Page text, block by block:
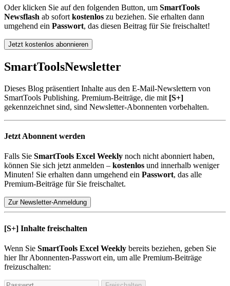
Oder klicken Sie auf den folgenden Button, um SmartTools
Newsflash ab sofort kostenlos zu beziehen. Sie erhalten dann
umgehend ein Passwort, das diesen Beitrag für Sie freischaltet!
Jetzt kostenlos abonnieren
SmartToolsNewsletter
Dieses Blog präsentiert Inhalte aus den E-Mail-Newslettern von
SmartTools Publishing. Premium-Beiträge, die mit [S+]
gekennzeichnet sind, sind Newsletter-Abonnenten vorbehalten.
Jetzt Abonnent werden
Falls Sie SmartTools Excel Weekly noch nicht abonniert haben,
können Sie sich jetzt anmelden – kostenlos und innerhalb weniger
Minuten! Sie erhalten dann umgehend ein Passwort, das alle
Premium-Beiträge für Sie freischaltet.
Zur Newsletter-Anmeldung
[S+] Inhalte freischalten
Wenn Sie SmartTools Excel Weekly bereits beziehen, geben Sie
hier Ihr Abonnenten-Passwort ein, um alle Premium-Beiträge
freizuschalten: